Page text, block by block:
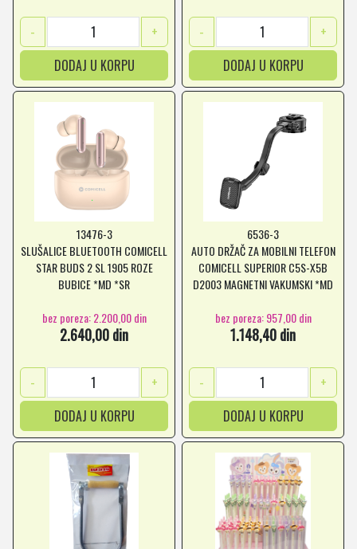
-
+
DODAJ U KORPU
-
+
DODAJ U KORPU
13476-3
SLUŠALICE BLUETOOTH COMICELL
STAR BUDS 2 SL 1905 ROZE
BUBICE *MD *SR
bez poreza: 2.200,00 din
2.640,00 din
-
+
DODAJ U KORPU
6536-3
AUTO DRŽAČ ZA MOBILNI TELEFON
COMICELL SUPERIOR C5S-X5B
D2003 MAGNETNI VAKUMSKI *MD
bez poreza: 957,00 din
1.148,40 din
-
+
DODAJ U KORPU